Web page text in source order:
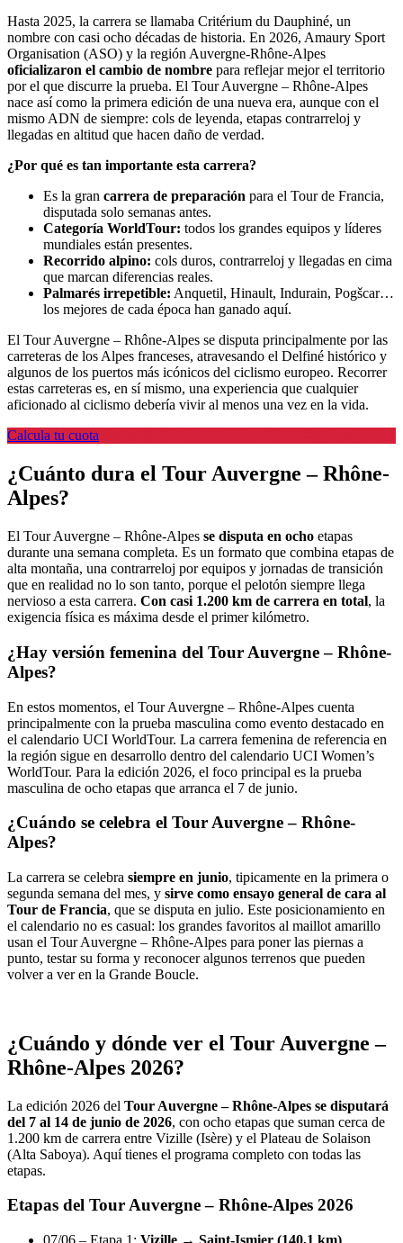
Hasta 2025, la carrera se llamaba Critérium du Dauphiné, un
nombre con casi ocho décadas de historia. En 2026, Amaury Sport
Organisation (ASO) y la región Auvergne-Rhône-Alpes
oficializaron el cambio de nombre para reflejar mejor el territorio
por el que discurre la prueba. El Tour Auvergne – Rhône-Alpes
nace así como la primera edición de una nueva era, aunque con el
mismo ADN de siempre: cols de leyenda, etapas contrarreloj y
llegadas en altitud que hacen daño de verdad.
¿Por qué es tan importante esta carrera?
Es la gran carrera de preparación para el Tour de Francia,
disputada solo semanas antes.
Categoría WorldTour: todos los grandes equipos y líderes
mundiales están presentes.
Recorrido alpino: cols duros, contrarreloj y llegadas en cima
que marcan diferencias reales.
Palmarés irrepetible: Anquetil, Hinault, Indurain, Pogšcar…
los mejores de cada época han ganado aquí.
El Tour Auvergne – Rhône-Alpes se disputa principalmente por las
carreteras de los Alpes franceses, atravesando el Delfiné histórico y
algunos de los puertos más icónicos del ciclismo europeo. Recorrer
estas carreteras es, en sí mismo, una experiencia que cualquier
aficionado al ciclismo debería vivir al menos una vez en la vida.
Calcula tu cuota
¿Cuánto dura el Tour Auvergne – Rhône-
Alpes?
El Tour Auvergne – Rhône-Alpes se disputa en ocho etapas
durante una semana completa. Es un formato que combina etapas de
alta montaña, una contrarreloj por equipos y jornadas de transición
que en realidad no lo son tanto, porque el pelotón siempre llega
nervioso a esta carrera. Con casi 1.200 km de carrera en total, la
exigencia física es máxima desde el primer kilómetro.
¿Hay versión femenina del Tour Auvergne – Rhône-
Alpes?
En estos momentos, el Tour Auvergne – Rhône-Alpes cuenta
principalmente con la prueba masculina como evento destacado en
el calendario UCI WorldTour. La carrera femenina de referencia en
la región sigue en desarrollo dentro del calendario UCI Women’s
WorldTour. Para la edición 2026, el foco principal es la prueba
masculina de ocho etapas que arranca el 7 de junio.
¿Cuándo se celebra el Tour Auvergne – Rhône-
Alpes?
La carrera se celebra siempre en junio, tipicamente en la primera o
segunda semana del mes, y sirve como ensayo general de cara al
Tour de Francia, que se disputa en julio. Este posicionamiento en
el calendario no es casual: los grandes favoritos al maillot amarillo
usan el Tour Auvergne – Rhône-Alpes para poner las piernas a
punto, testar su forma y reconocer algunos terrenos que pueden
volver a ver en la Grande Boucle.
¿Cuándo y dónde ver el Tour Auvergne –
Rhône-Alpes 2026?
La edición 2026 del Tour Auvergne – Rhône-Alpes se disputará
del 7 al 14 de junio de 2026, con ocho etapas que suman cerca de
1.200 km de carrera entre Vizille (Isère) y el Plateau de Solaison
(Alta Saboya). Aquí tienes el programa completo con todas las
etapas.
Etapas del Tour Auvergne – Rhône-Alpes 2026